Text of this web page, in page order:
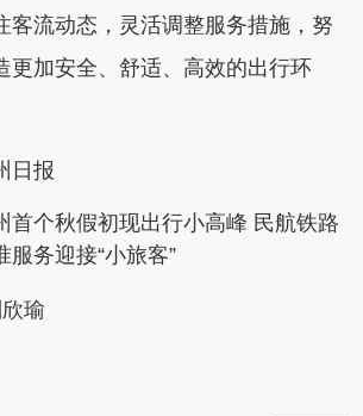
客流动态，灵活调整服务措施，努
更加安全、舒适、高效的出行环
日报
首个秋假初现出行小高峰 民航铁路
服务迎接“小旅客”
瑜